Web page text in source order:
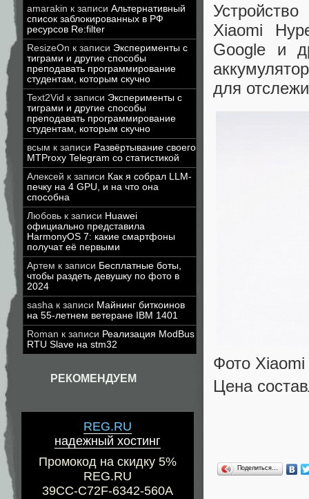
amarakin к записи Альтернативный
список заблокированных в РФ
ресурсов Re:filter
ResizeOn к записи Эксперименты с
тиграми и другие способы
преподавать программирование
студентам, которым скучно
Text2Vid к записи Эксперименты с
тиграми и другие способы
преподавать программирование
студентам, которым скучно
всым к записи Развёртывание своего
MTProxy Telegram со статистикой
Алексей к записи Как я собрал LLM-
печку на 4 GPU, и на что она
способна
Любовь к записи Huawei
официально представила
HarmonyOS 7: какие смартфоны
получат её первыми
Артем к записи Бесплатные боты,
чтобы раздеть девушку по фото в
2024
sasha к записи Майнинг биткоинов
на 55-летнем ветеране IBM 1401
Roman к записи Реализация ModBus
RTU Slave на stm32
РЕКОМЕНДУЕМ
REG.RU
надежный хостинг
Промокод на скидку 5%
REG.RU
39CC-C72F-6342-560A
Xiaomi
Google и
для
Фото Xiaomi
Цена
Поделиться…